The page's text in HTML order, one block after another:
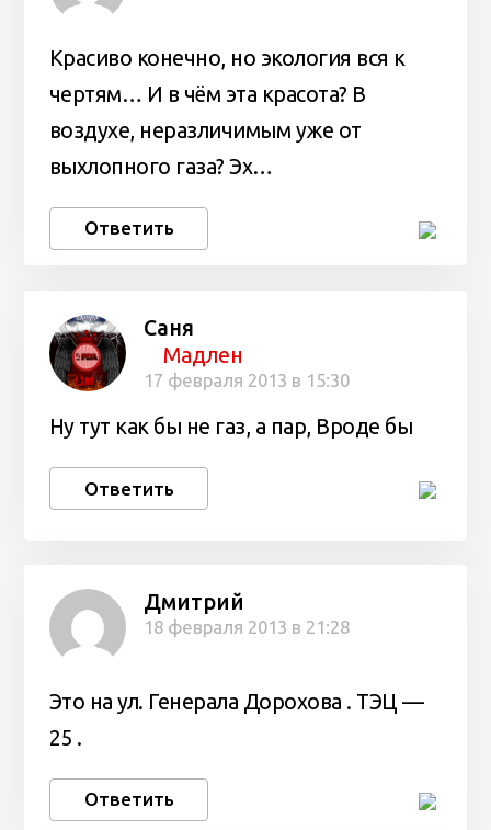
Красиво конечно, но экология вся к
чертям… И в чём эта красота? В
воздухе, неразличимым уже от
выхлопного газа? Эх…
Ответить
Саня
Мадлен
17 февраля 2013 в 15:30
Ну тут как бы не газ, а пар, Вроде бы
Ответить
Дмитрий
18 февраля 2013 в 21:28
Это на ул. Генерала Дорохова . ТЭЦ —
25 .
Ответить